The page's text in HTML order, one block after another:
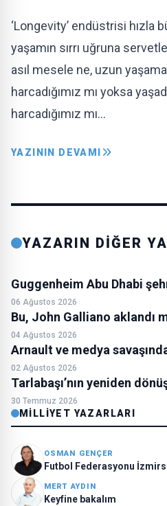
‘Longevity’ endüstrisi hızla
yaşamın sırrı uğruna
asıl mesele ne, uzun
harcadığımız mı yoksa
harcadığımız mı…
YAZININ DEVAMI
YAZARIN DİĞER
Guggenheim Abu Dhabi
06 Ağustos 2026
Bu, John Galliano aklandı
04 Ağustos 2026
Arnault ve medya
02 Ağustos 2026
Tarlabaşı’nın yeniden
30 Temmuz 2026
MILLIYET YAZARLARI
OSMAN GENÇER
Futbol Federasyonu
MERT AYDIN
Keyfine bakalım